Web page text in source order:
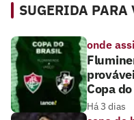
SUGERIDA PARA
onde
Copa
Há 3 dias